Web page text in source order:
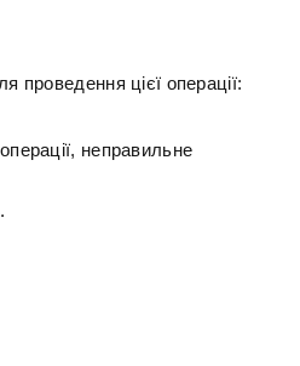
проведення цієї операції:
неправильне